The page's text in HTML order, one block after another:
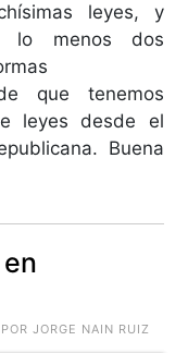
leyes, y
lo menos dos
que tenemos
leyes desde el
Buena
JORGE NAIN RUIZ